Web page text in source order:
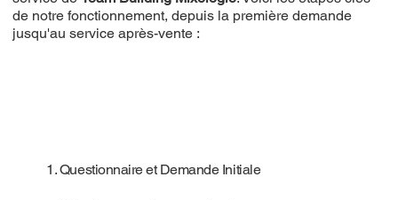
de notre fonctionnement, depuis la première demande
jusqu'au service après-vente :
1. Questionnaire et Demande Initiale